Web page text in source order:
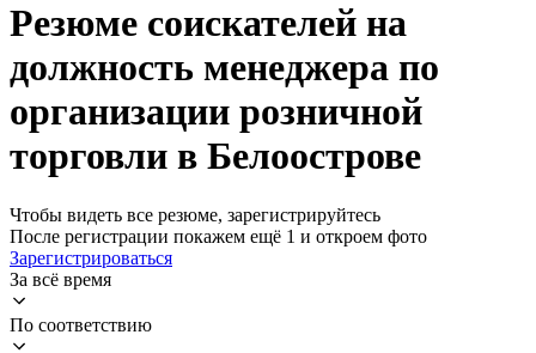
Резюме соискателей на
должность менеджера по
организации розничной
торговли в Белоострове
Чтобы видеть все резюме, зарегистрируйтесь
После регистрации покажем ещё 1 и откроем фото
Зарегистрироваться
За всё время
По соответствию